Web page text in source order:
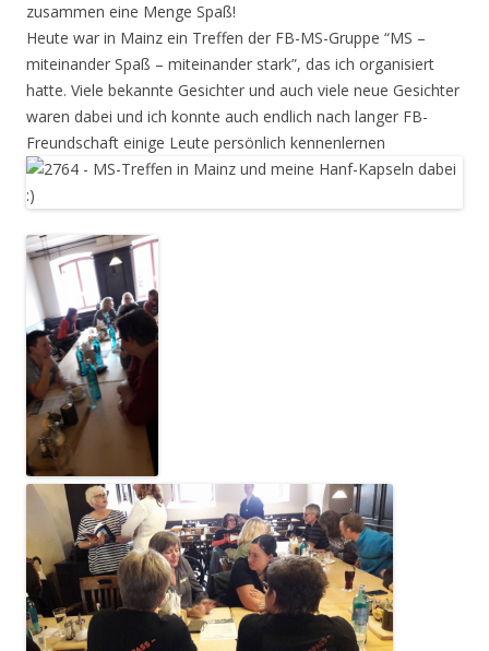
zusammen eine Menge Spaß!
Heute war in Mainz ein Treffen der FB-MS-Gruppe “MS –
miteinander Spaß – miteinander stark”, das ich organisiert
hatte. Viele bekannte Gesichter und auch viele neue Gesichter
waren dabei und ich konnte auch endlich nach langer FB-
Freundschaft einige Leute persönlich kennenlernen